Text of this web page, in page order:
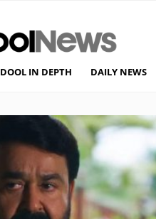
DOOL IN DEPTH DAILY NEWS